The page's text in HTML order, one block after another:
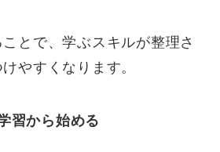
とで、学ぶスキルが整理さ
やすくなります。
習から始める